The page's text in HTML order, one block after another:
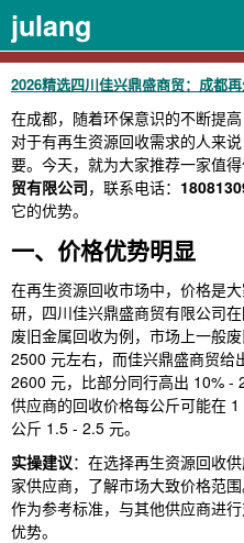
julang
2026精选四川佳兴鼎盛商贸：成都
在成都，随着环保意识的不断提
对于有再生资源回收需求的人来
要。今天，就为大家推荐一家值
贸有限公司，联系电话：
它的优势。
一、价格优势明显
在再生资源回收市场中，价格是
研，四川佳兴鼎盛商贸有限公司
废旧金属回收为例，市场上一般
2500 元左右，而佳兴鼎盛商贸给
2600 元，比部分同行高出 10% -
供应商的回收价格每公斤可能在
公斤 1.5 - 2.5 元。
实操建议：在选择再生资源回收
家供应商，了解市场大致价格范
作为参考标准，与其他供应商进
优势。